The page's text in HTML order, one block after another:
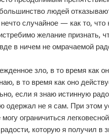
людей
нечто случайное — как то,
желание признать,
в ничем не омрачаемой
зло, в то время как
в то время как оно
если я знаю истинную
одержал не я сам. При этом
ограничиться
которую я получил в